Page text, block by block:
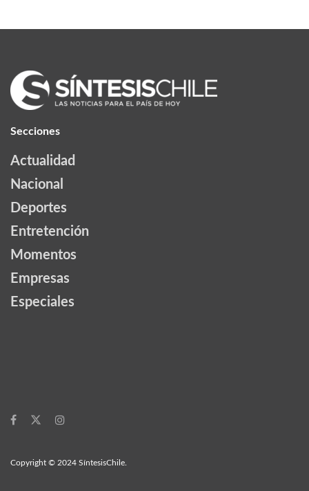
Secciones
Actualidad
Nacional
Deportes
Entretención
Momentos
Empresas
Especiales
Copyright © 2024 SíntesisChile.